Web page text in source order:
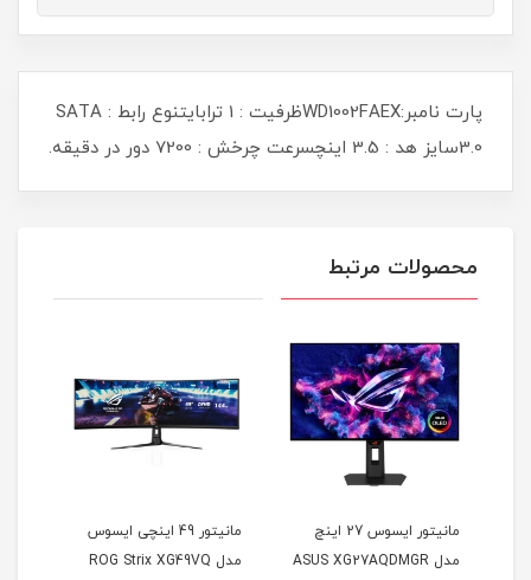
پارت نامبر:WD1002FAEXظرفیت : 1 ترابایتنوع رابط : SATA
3.0سایز هد : 3.5 اینچسرعت چرخش : 7200 دور در دقیقه.
محصولات مرتبط
مانیتور ایسوس 27 اینچ
مدل ASUS XG27AQDMGR
مانیتور 49 اینچی ایسوس
مدل ROG Strix XG49VQ